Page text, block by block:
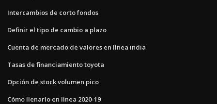
Intercambios de corto fondos
Definir el tipo de cambio a plazo
Cuenta de mercado de valores en línea india
Tasas de financiamiento toyota
Opción de stock volumen pico
Cómo llenarlo en línea 2020-19